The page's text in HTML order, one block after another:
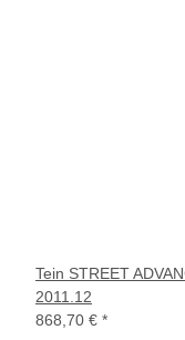
Tein STREET
2011.12
868,70 € *